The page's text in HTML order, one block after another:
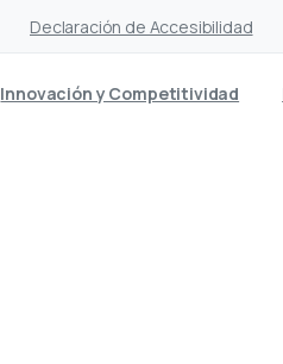
Declaración de Accesibilidad
Innovación y Competitividad